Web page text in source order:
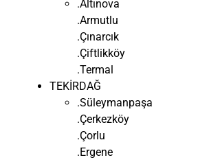
.Altınova
.Armutlu
.Çınarcık
.Çiftlikköy
.Termal
TEKİRDAĞ
.Süleymanpaşa
.Çerkezköy
.Çorlu
.Ergene